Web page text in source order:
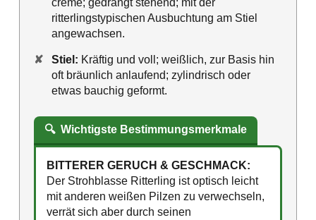
ritterlingstypischen Ausbuchtung am Stiel
angewachsen.
✘ Stiel: Kräftig und voll; weißlich, zur Basis hin
oft bräunlich anlaufend; zylindrisch oder
etwas bauchig geformt.
🔍 Wichtigste Bestimmungsmerkmale
BITTERER GERUCH & GESCHMACK:
Der Strohblasse Ritterling ist optisch leicht
mit anderen weißen Pilzen zu verwechseln,
verrät sich aber durch seinen